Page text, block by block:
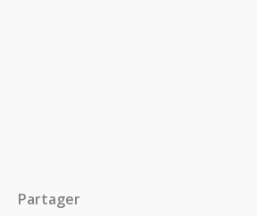
Partager